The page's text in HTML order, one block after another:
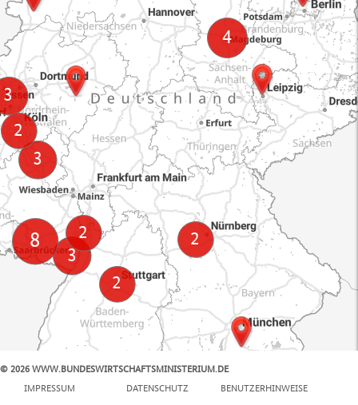
© 2026 WWW.BUNDESWIRTSCHAFTSMINISTERIUM.DE
IMPRESSUM
DATENSCHUTZ BENUTZERHINWEISE